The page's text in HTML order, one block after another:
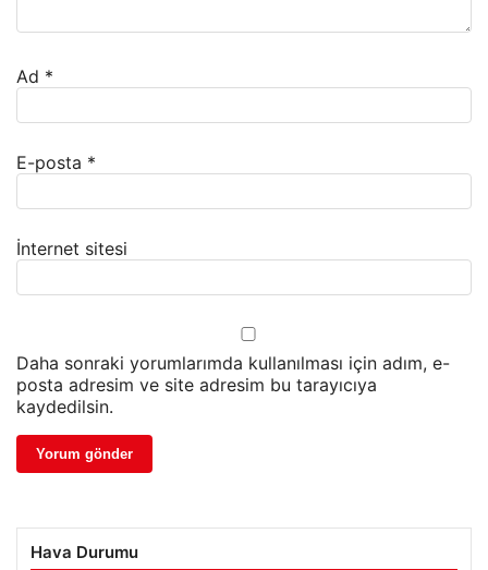
Ad *
E-posta *
İnternet sitesi
Daha sonraki yorumlarımda kullanılması için adım, e-
posta adresim ve site adresim bu tarayıcıya
kaydedilsin.
Hava Durumu